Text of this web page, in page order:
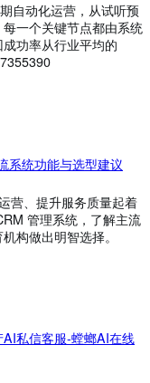
自动化运营，从试听预
一个关键节点都由系统
功率从行业平均的
系统功能与选型建议
营、提升服务质量起着
管理系统，了解主流
构做出明智选择。
私信客服-螳螂AI在线